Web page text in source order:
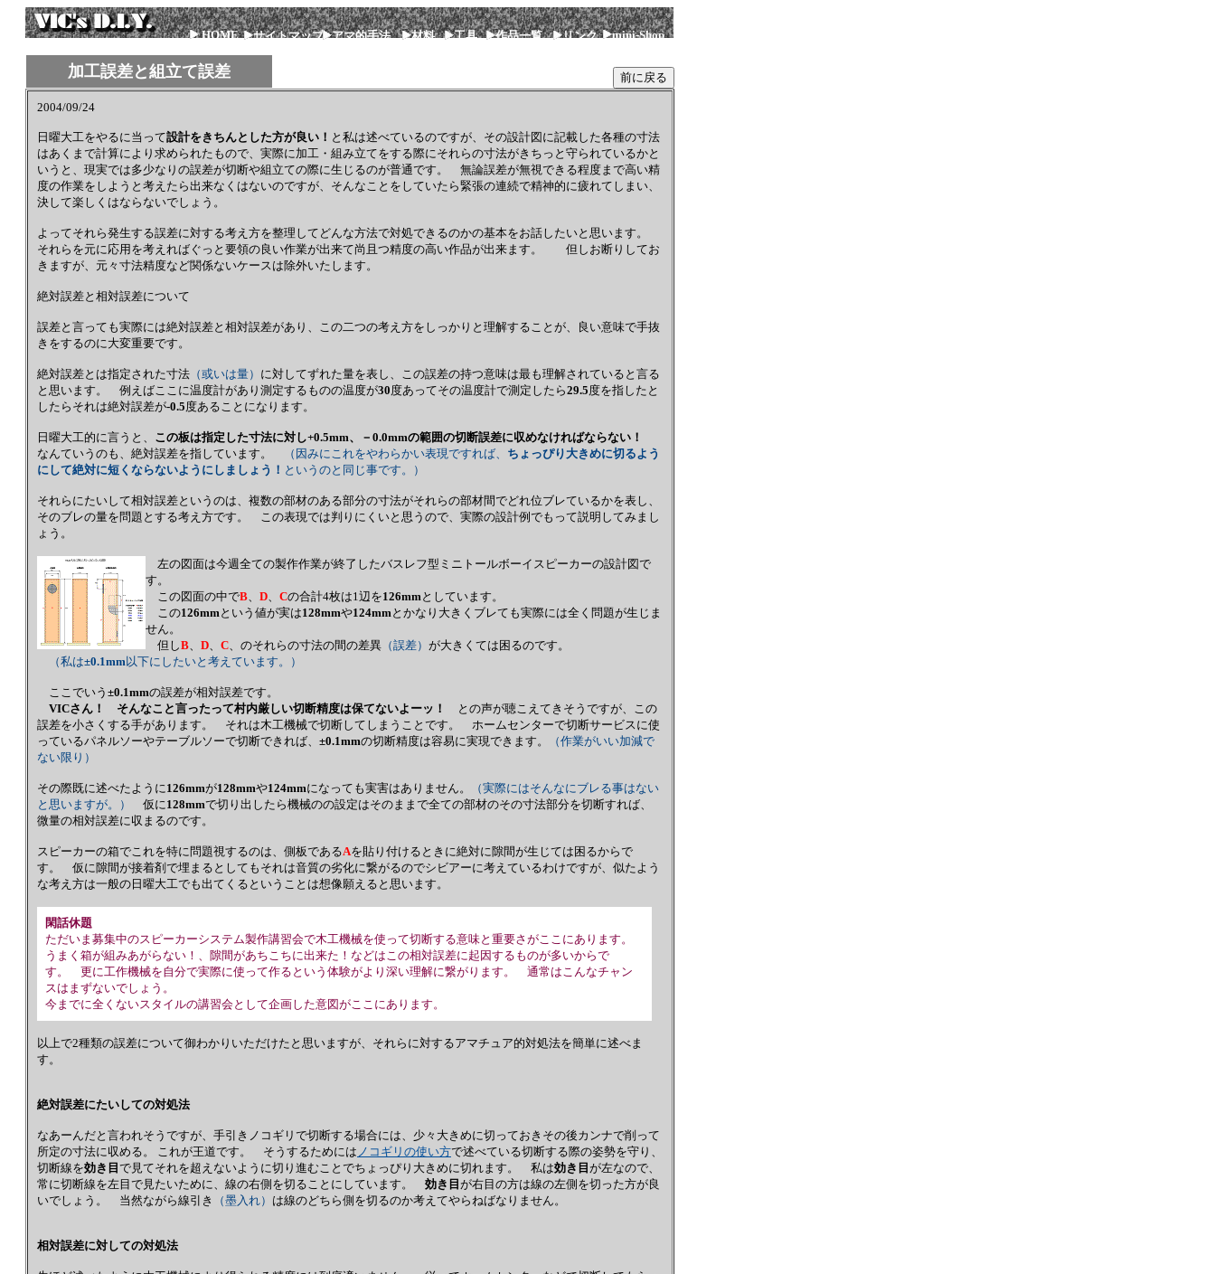
HOME サイトマップ アマ的手法 材料 工具 作品一覧 リンク mini-Shop
加工誤差と組立て誤差
2004/09/24
日曜大工をやるに当って設計をきちんとした方が良い！ と私は述べているのですが、その設計図に記載した各種の寸法
はあくまで計算により求められたもので、実際に加工・組み立てをする際にそれらの寸法がきちっと守られているかと
いうと、現実では多少なりの誤差が切断や組立ての際に生じるのが普通です。 無論誤差が無視できる程度まで高い精
度の作業をしようと考えたら出来なくはないのですが、そんなことをしていたら緊張の連続で精神的に疲れてしまい、
決して楽しくはならないでしょう。
よってそれら発生する誤差に対する考え方を整理してどんな方法で対処できるのかの基本をお話したいと思います。
それらを元に応用を考えればぐっと要領の良い作業が出来て尚且つ精度の高い作品が出来ます。 但しお断りしてお
きますが、元々寸法精度など関係ないケースは除外いたします。
絶対誤差と相対誤差について
誤差と言っても実際には絶対誤差と相対誤差があり、この二つの考え方をしっかりと理解することが、良い意味で手抜
きをするのに大変重要です。
絶対誤差とは指定された寸法 （或いは量） に対してずれた量を表し、この誤差の持つ意味は最も理解されていると言る
と思います。 例えばここに温度計があり測定するものの温度が30度あってその温度計で測定したら29.5度を指したと
したらそれは絶対誤差が-0.5度あることになります。
日曜大工的に言うと、 この板は指定した寸法に対し+0.5mm、 －0.0mmの範囲の切断誤差に収めなければならない！
なんていうのも、絶対誤差を指しています。
（因みにこれをやわらかい表現ですれば、 ちょっぴり大きめに切るよう
にして絶対に短くならないようにしましょう！ というのと同じ事です。）
それらにたいして相対誤差というのは、複数の部材のある部分の寸法がそれらの部材間でどれ位ブレているかを表し、
そのブレの量を問題とする考え方です。 この表現では判りにくいと思うので、実際の設計例でもって説明してみまし
ょう。
左の図面は今週全ての製作作業が終了したバスレフ型ミニトールボーイスピーカーの設計図で
す。
この図面の中でB、 D、 Cの合計4枚は1辺を126mmとしています。
この126mmという値が実は128mmや124mmとかなり大きくブレても実際には全く問題が生じま
せん。
但しB、 D、 C、のそれらの寸法の間の差異 （誤差） が大きくては困るのです。
（私は±0.1mm以下にしたいと考えています。）
ここでいう ±0.1mmの誤差が相対誤差です。
VICさん！ そんなこと言ったって村内厳しい切断精度は保てないよーッ！
との声が聴こえてきそうですが、この
誤差を小さくする手があります。 それは木工機械で切断してしまうことです。 ホームセンターで切断サービスに使
っているパネルソーやテーブルソーで切断できれば、 ±0.1mmの切断精度は容易に実現できます。
（作業がいい加減で
ない限り）
その際既に述べたように126mmが128mmや124mmになっても実害はありません。
（実際にはそんなにブレる事はない
と思いますが。）
仮に128mmで切り出したら機械のの設定はそのままで全ての部材のその寸法部分を切断すれば、
微量の相対誤差に収まるのです。
スピーカーの箱でこれを特に問題視するのは、側板であるAを貼り付けるときに絶対に隙間が生じては困るからで
す。 仮に隙間が接着剤で埋まるとしてもそれは音質の劣化に繋がるのでシビアーに考えているわけですが、似たよう
な考え方は一般の日曜大工でも出てくるということは想像願えると思います。
閑話休題
ただいま募集中のスピーカーシステム製作講習会で木工機械を使って切断する意味と重要さがここにあります。
うまく箱が組みあがらない！、隙間があちこちに出来た！などはこの相対誤差に起因するものが多いからで
す。 更に工作機械を自分で実際に使って作るという体験がより深い理解に繋がります。 通常はこんなチャン
スはまずないでしょう。
今までに全くないスタイルの講習会として企画した意図がここにあります。
以上で2種類の誤差について御わかりいただけたと思いますが、それらに対するアマチュア的対処法を簡単に述べま
す。
絶対誤差にたいしての対処法
なあーんだと言われそうですが、手引きノコギリで切断する場合には、少々大きめに切っておきその後カンナで削って
所定の寸法に収める。 これが王道です。 そうするためには ノコギリの使い方で述べている切断する際の姿勢を守り、
切断線を効き目 で見てそれを超えないように切り進むことでちょっぴり大きめに切れます。 私は効き目 が左なので、
常に切断線を左目で見たいために、線の右側を切ることにしています。 効き目 が右目の方は線の左側を切った方が良
いでしょう。 当然ながら線引き
（墨入れ） は線のどちら側を切るのか考えてやらねばなりません。
相対誤差に対しての対処法